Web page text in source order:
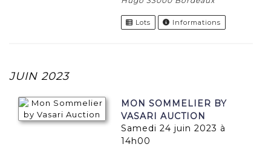
Lots Informations
JUIN 2023
MON SOMMELIER BY
VASARI AUCTION
samedi 24 juin 2023 à
14h00